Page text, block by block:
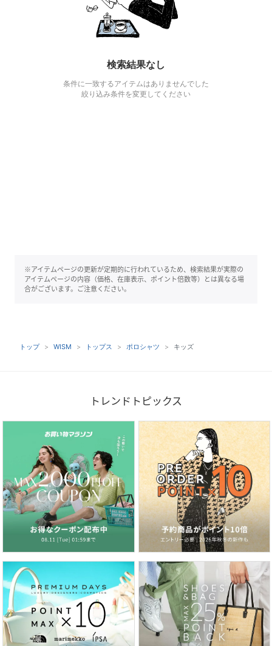
検索結果なし
条件に一致するアイテムはありませんでした
絞り込み条件を変更してください
※アイテムページの更新が定期的に行われているため、検索結果が実際の
アイテムページの内容（価格、在庫表示、ポイント倍数等）とは異なる場
合がございます。ご注意ください。
トップ WISM トップス ポロシャツ キッズ
トレンドトピックス